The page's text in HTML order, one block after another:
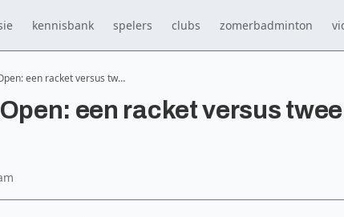
kennisbank spelers clubs zomerbadminton
een racket versus tw…
een racket versus twee